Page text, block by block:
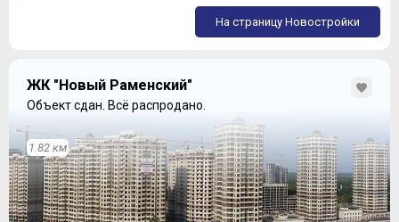
На страницу Новостройки
ЖК "Новый Раменский"
Объект сдан. Всё распродано.
1.82 км